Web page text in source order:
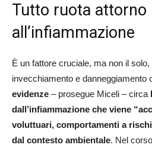
Tutto ruota attorno
all’infiammazione
È un fattore cruciale, ma non il
invecchiamento e danneggiamento
evidenze – prosegue Miceli – circa
dall’infiammazione che viene
voluttuari, comportamenti a
dal contesto ambientale. Nel